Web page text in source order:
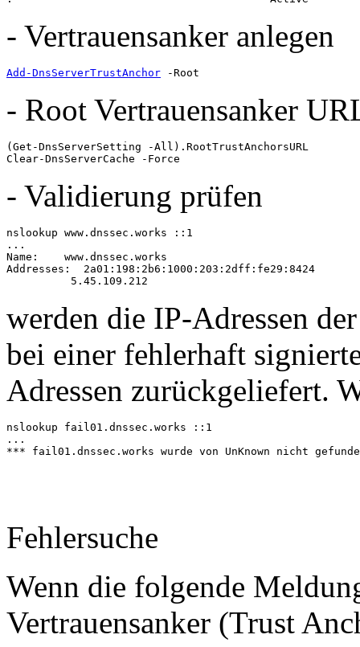
- Vertrauensanker anlegen
Add-DnsServerTrustAnchor -Root
- Root Vertrauensanker
(Get-DnsServerSetting -All).RootTrustAnchorsURL
Clear-DnsServerCache -Force
- Validierung prüfen
nslookup www.dnssec.works ::1
...
Name:    www.dnssec.works
Addresses:  2a01:198:2b6:1000:203:2dff:fe29:8424
          5.45.109.212
werden die IP-Adressen
bei einer fehlerhaft
Adressen zurückgeliefert.
nslookup fail01.dnssec.works ::1
...
*** fail01.dnssec.works wurde von UnKnown nicht
Fehlersuche
Wenn die folgende
Vertrauensanker (Trust